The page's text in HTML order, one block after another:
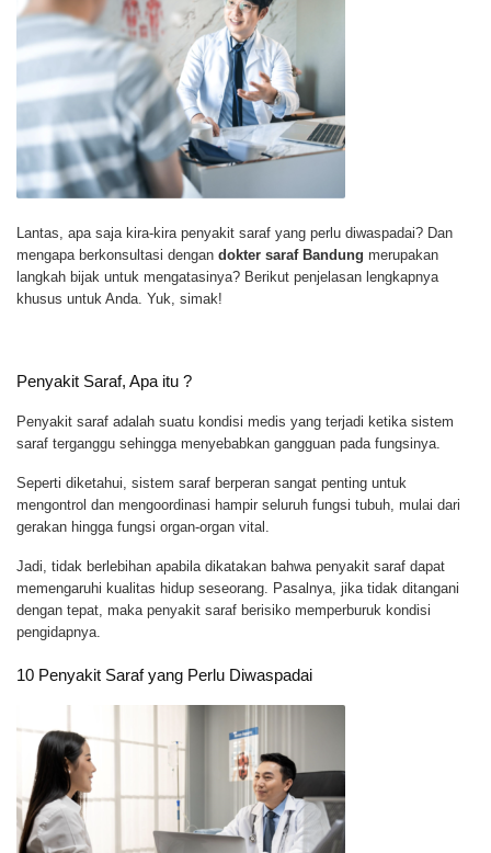
Lantas, apa saja kira-kira penyakit saraf yang perlu diwaspadai? Dan
mengapa berkonsultasi dengan dokter saraf Bandung merupakan
langkah bijak untuk mengatasinya? Berikut penjelasan lengkapnya
khusus untuk Anda. Yuk, simak!
Penyakit Saraf, Apa itu ?
Penyakit saraf adalah suatu kondisi medis yang terjadi ketika sistem
saraf terganggu sehingga menyebabkan gangguan pada fungsinya.
Seperti diketahui, sistem saraf berperan sangat penting untuk
mengontrol dan mengoordinasi hampir seluruh fungsi tubuh, mulai dari
gerakan hingga fungsi organ-organ vital.
Jadi, tidak berlebihan apabila dikatakan bahwa penyakit saraf dapat
memengaruhi kualitas hidup seseorang. Pasalnya, jika tidak ditangani
dengan tepat, maka penyakit saraf berisiko memperburuk kondisi
pengidapnya.
10 Penyakit Saraf yang Perlu Diwaspadai